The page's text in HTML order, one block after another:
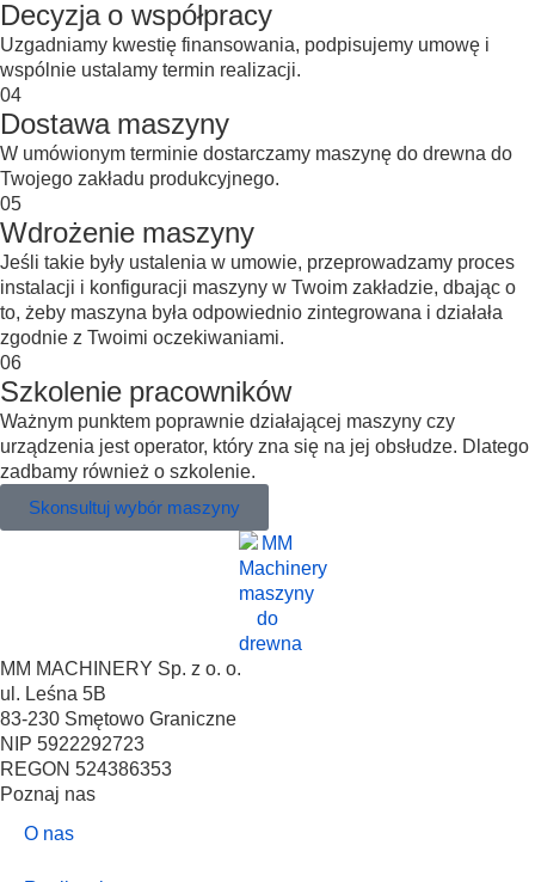
Decyzja o współpracy
Uzgadniamy kwestię finansowania, podpisujemy umowę i
wspólnie ustalamy termin realizacji.
04
Dostawa maszyny
W umówionym terminie dostarczamy maszynę do drewna do
Twojego zakładu produkcyjnego.
05
Wdrożenie maszyny
Jeśli takie były ustalenia w umowie, przeprowadzamy proces
instalacji i konfiguracji maszyny w Twoim zakładzie, dbając o
to, żeby maszyna była odpowiednio zintegrowana i działała
zgodnie z Twoimi oczekiwaniami.
06
Szkolenie pracowników
Ważnym punktem poprawnie działającej maszyny czy
urządzenia jest operator, który zna się na jej obsłudze. Dlatego
zadbamy również o szkolenie.
Skonsultuj wybór maszyny
MM MACHINERY Sp. z o. o.
ul. Leśna 5B
83-230 Smętowo Graniczne
NIP 5922292723
REGON 524386353
Poznaj nas
O nas